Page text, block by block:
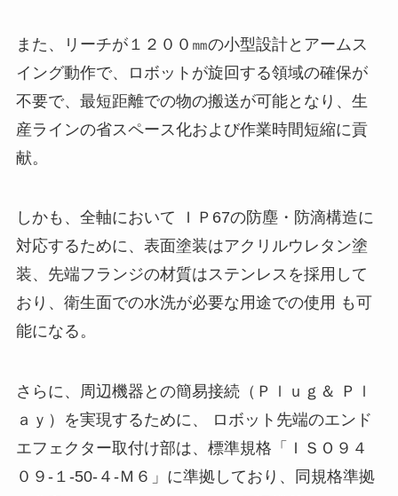
また、リーチが１２００㎜の小型設計とアームス
イング動作で、ロボットが旋回する領域の確保が
不要で、最短距離での物の搬送が可能となり、生
産ラインの省スペース化および作業時間短縮に貢
献。
しかも、全軸において ＩＰ67の防塵・防滴構造に
対応するために、表面塗装はアクリルウレタン塗
装、先端フランジの材質はステンレスを採用して
おり、衛生面での水洗が必要な用途での使用 も可
能になる。
さらに、周辺機器との簡易接続（Ｐｌｕｇ＆ Ｐｌ
ａｙ）を実現するために、 ロボット先端のエンド
エフェクター取付け部は、標準規格「ＩＳＯ９４
０９-１-50-４-Ｍ６」に準拠しており、同規格準拠